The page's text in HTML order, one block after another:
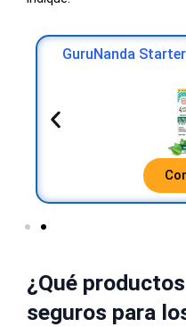
GuruNanda
¿Qué
seguros para